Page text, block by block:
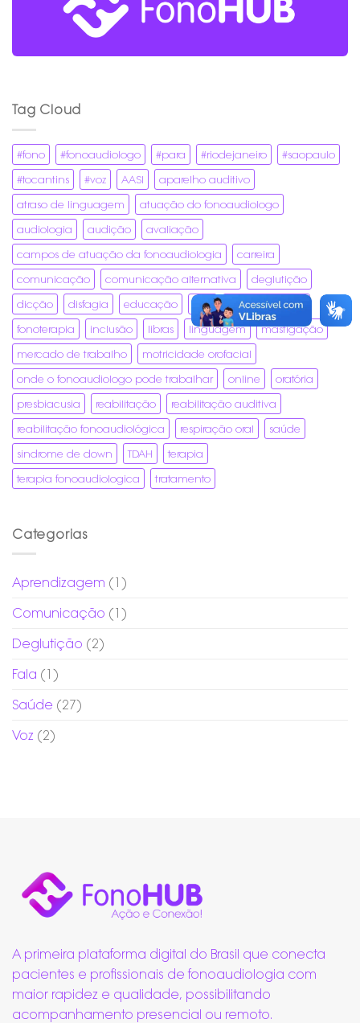
Tag Cloud
#fono #fonoaudiologo #para #riodejaneiro
#saopaulo
#tocantins
#voz AASI
aparelho auditivo
atraso de linguagem
atuação do fonoaudiologo
audiologia
audição
avaliação
campos de atuação da fonoaudiologia
carreira
comunicação
comunicação alternativa
deglutição
dicção
disfagia educação fala
fonoaudiologia
fonoterapia
inclusão libras linguagem
mastigação
mercado de trabalho
motricidade orofacial
onde o fonoaudiologo pode trabalhar
online
oratória
presbiacusia
reabilitação
reabilitação auditiva
reabilitação fonoaudiológica
respiração oral
saúde
sindrome de down
TDAH
terapia
terapia fonoaudiologica
tratamento
Categorias
Aprendizagem (1)
Comunicação (1)
Deglutição (2)
Fala (1)
Saúde (27)
Voz (2)
A primeira plataforma digital do Brasil que conecta
pacientes e profissionais de fonoaudiologia com
maior rapidez e qualidade, possibilitando
acompanhamento presencial ou remoto.